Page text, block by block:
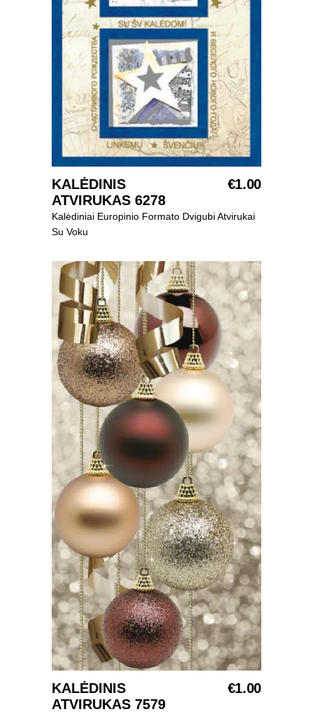
SELECT OPTIONS
KALĖDINIS
ATVIRUKAS 6278
€1.00
Kalėdiniai Europinio Formato Dvigubi Atvirukai
Su Voku
SELECT OPTIONS
KALĖDINIS
ATVIRUKAS 7579
€1.00